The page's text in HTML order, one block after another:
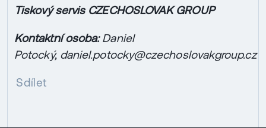
Tiskový servis CZECHOSLOVAK GROUP
Kontaktní osoba: Daniel
Potocký, daniel.potocky@czechoslovakgroup.cz
Sdílet